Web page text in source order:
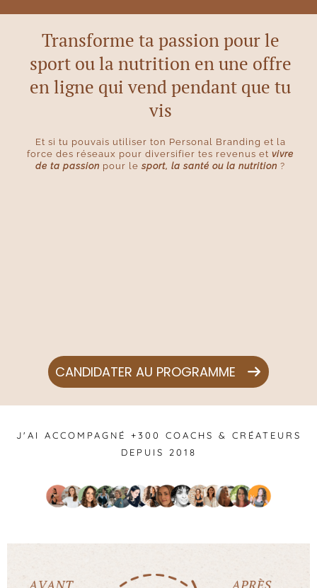
Transforme ta passion pour le
sport ou la nutrition en une offre
en ligne qui vend pendant que tu
vis
Et si tu pouvais utiliser ton Personal Branding et la
force des réseaux pour diversifier tes revenus et vivre
de ta passion pour le sport, la santé ou la nutrition ?
CANDIDATER AU PROGRAMME
J'AI ACCOMPAGNÉ +300 COACHS & CRÉATEURS
DEPUIS 2018